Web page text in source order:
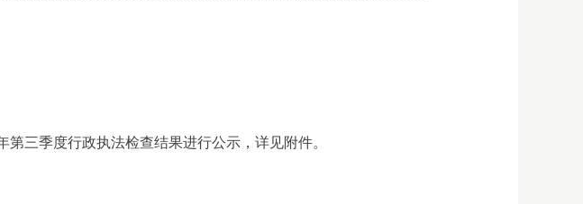
三季度行政执法检查结果进行公示，详见附件。